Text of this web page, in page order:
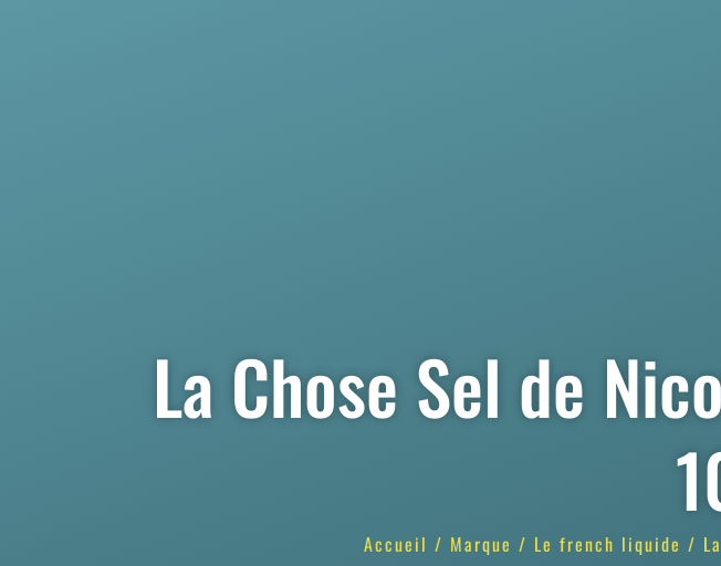
La Chose Sel de
Accueil / Marque / Le french liquide /